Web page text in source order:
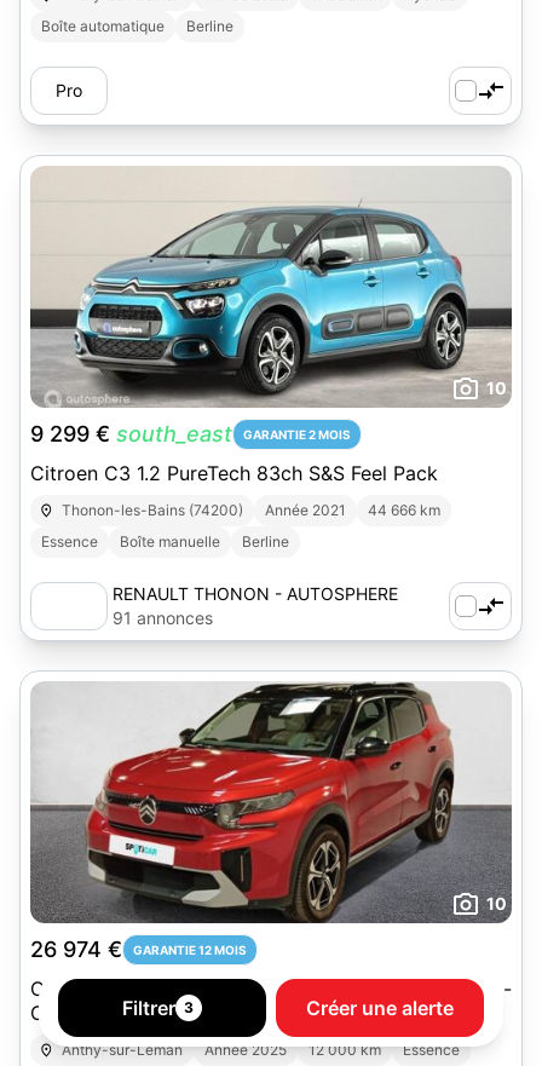
Boîte automatique
Berline
Pro
10
9 299 € south_east GARANTIE 2 MOIS
Citroen C3 1.2 PureTech 83ch S&S Feel Pack
Thonon-les-Bains (74200) Année 2021
44 666 km
Essence
Boîte manuelle Berline
RENAULT THONON - AUTOSPHERE
91 annonces
10
26 974 € GARANTIE 12 MOIS
CITROEN C3 AIRCROSS 2025 - Rouge Métallisée -
C3 Aircross Hybride 136 ch Aut Max
Anthy-sur-Léman Année 2025 12 000 km Essence
Filtrer 3 Créer une alerte